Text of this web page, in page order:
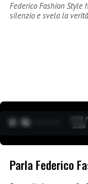
Federico Fashion Style
silenzio e svela la
0:30 /
3:35
Parla Federico